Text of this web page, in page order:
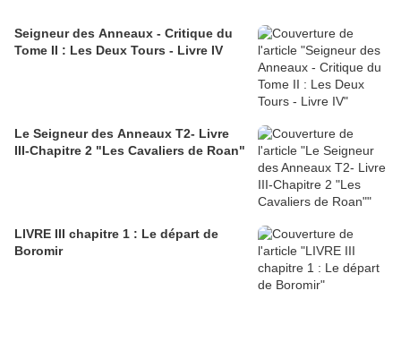
Seigneur des Anneaux - Critique du
Tome II : Les Deux Tours - Livre IV
Le Seigneur des Anneaux T2- Livre
III-Chapitre 2 "Les Cavaliers de Roan"
LIVRE III chapitre 1 : Le départ de
Boromir